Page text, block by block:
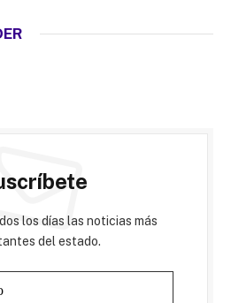
los días las noticias más
del estado.